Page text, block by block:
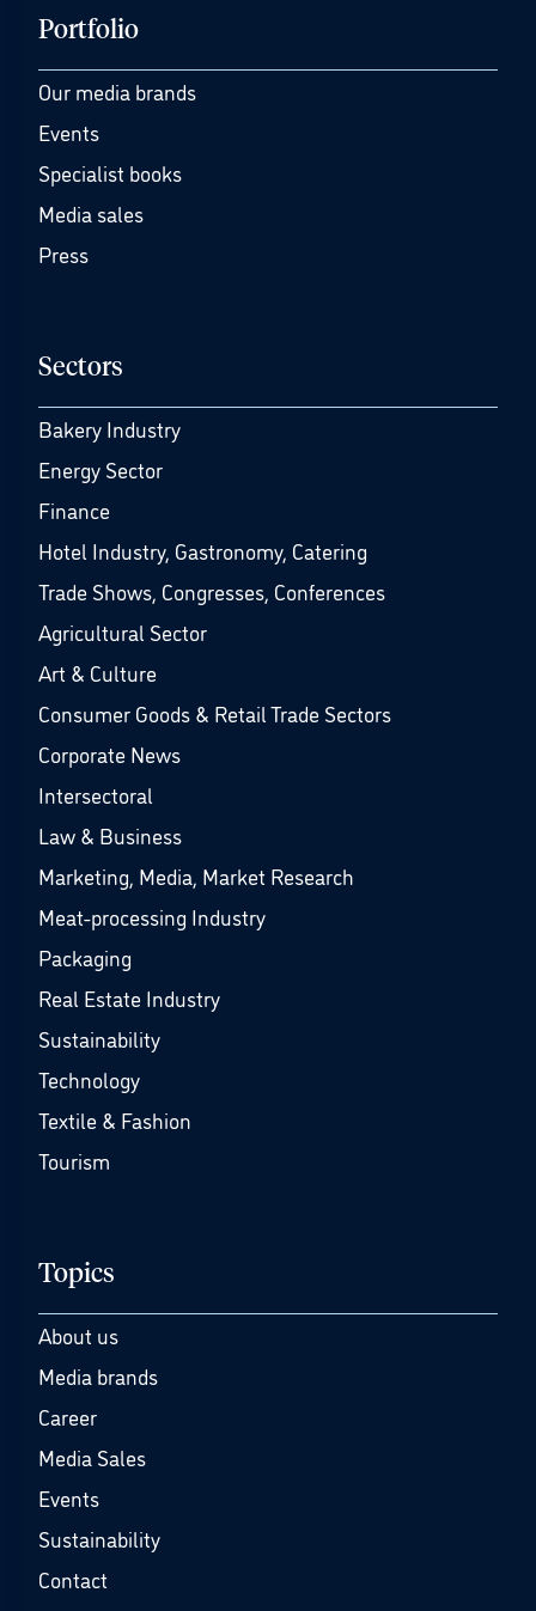
Portfolio
Our media brands
Events
Specialist books
Media sales
Press
Sectors
Bakery Industry
Energy Sector
Finance
Hotel Industry, Gastronomy, Catering
Trade Shows, Congresses, Conferences
Agricultural Sector
Art & Culture
Consumer Goods & Retail Trade Sectors
Corporate News
Intersectoral
Law & Business
Marketing, Media, Market Research
Meat-processing Industry
Packaging
Real Estate Industry
Sustainability
Technology
Textile & Fashion
Tourism
Topics
About us
Media brands
Career
Media Sales
Events
Sustainability
Contact